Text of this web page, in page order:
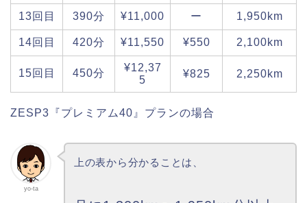
13回目 390分 ¥11,000 ー 1,950km
14回目 420分 ¥11,550 ¥550 2,100km
15回目 450分
¥12,37
5
¥825 2,250km
ZESP3『プレミアム40』プランの場合
yo-ta
上の表から分かることは、